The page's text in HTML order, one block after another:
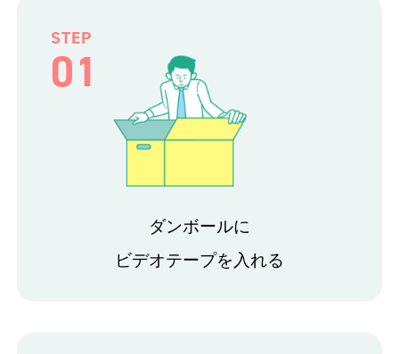
STEP
01
ダンボールに
ビデオテープを入れる